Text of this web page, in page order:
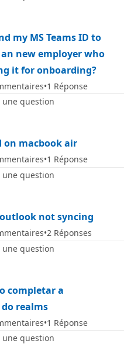
my MS Teams ID to
new employer who
it for onboarding?
1 Réponse
une question
on macbook air
1 Réponse
une question
not syncing
2 Réponses
une question
completar a
realms
1 Réponse
une question